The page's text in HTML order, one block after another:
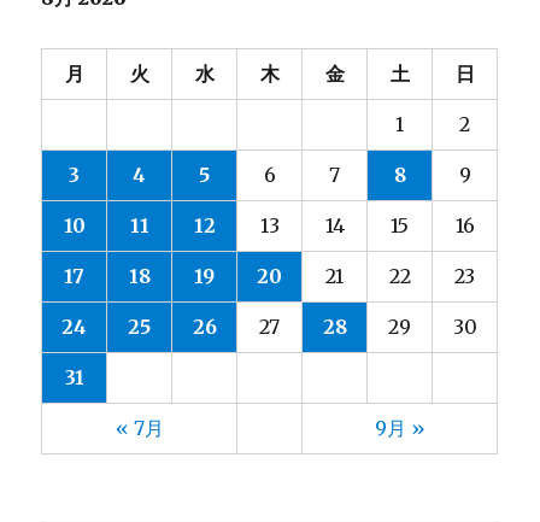
月 火 水 木 金 土 日
1 2
3 4 5 6 7 8 9
10 11 12 13 14 15 16
17 18 19 20 21 22 23
24 25 26 27 28 29 30
31
« 7月 9月 »